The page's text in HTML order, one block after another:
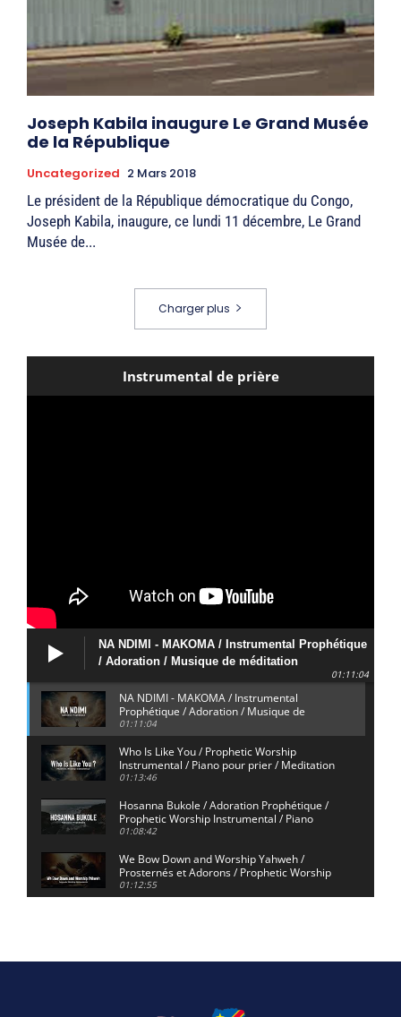
Joseph Kabila inaugure Le Grand Musée
de la République
Uncategorized 2 Mars 2018
Le président de la République démocratique du Congo,
Joseph Kabila, inaugure, ce lundi 11 décembre, Le Grand
Musée de...
Charger plus
Instrumental de prière
NA NDIMI - MAKOMA / Instrumental Prophétique
/ Adoration / Musique de méditation
01:11:04
NA NDIMI - MAKOMA / Instrumental
Prophétique / Adoration / Musique de
méditation
01:11:04
Who Is Like You / Prophetic Worship
Instrumental / Piano pour prier / Meditation
Music / Adoration
01:13:46
Hosanna Bukole / Adoration Prophétique /
Prophetic Worship Instrumental / Piano
pour Prier
01:08:42
We Bow Down and Worship Yahweh /
Prosternés et Adorons / Prophetic Worship
Instrumental / Piano
01:12:55
Yahweh Sabaoth / Prophetic Worship